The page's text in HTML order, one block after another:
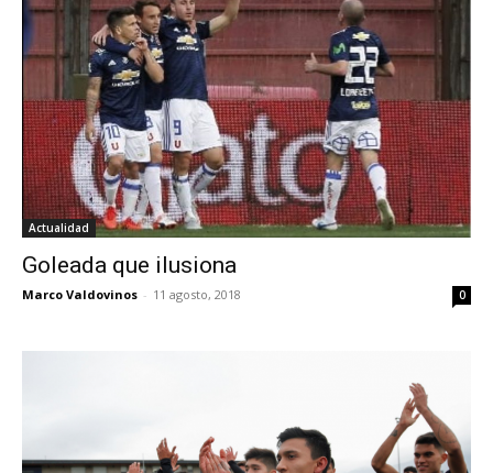
Actualidad
Goleada que ilusiona
Marco Valdovinos - 11 agosto, 2018 0